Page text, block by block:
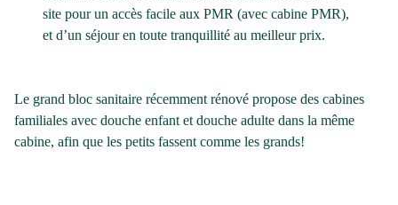
site pour un accès facile aux PMR (avec cabine PMR),
et d’un séjour en toute tranquillité au meilleur prix.
Le grand bloc sanitaire récemment rénové propose des cabines
familiales avec douche enfant et douche adulte dans la même
cabine, afin que les petits fassent comme les grands!